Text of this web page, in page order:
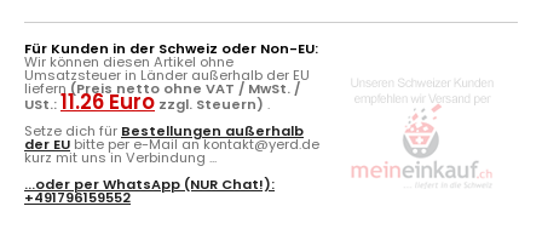
Für Kunden in der Schweiz oder Non-EU:
Wir können diesen Artikel ohne
Umsatzsteuer in Länder außerhalb der EU
liefern (Preis netto ohne VAT / MwSt. /
USt.:11.26 Euro zzgl. Steuern) .
Setze dich für Bestellungen außerhalb
der EU bitte per e-Mail an kontakt@yerd.de
kurz mit uns in Verbindung ...
...oder perWhatsApp (NUR Chat!):
+491796159552